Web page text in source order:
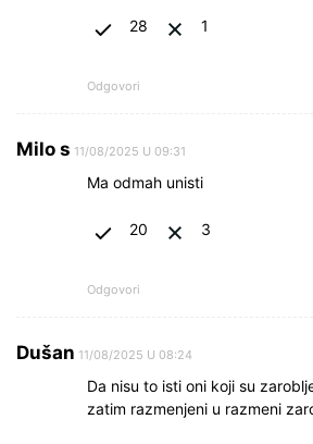
28 1
Odgovori
Milo s 11/08/2025 U 09:31
Ma odmah unisti
20 3
Odgovori
Dušan 11/08/2025 U 08:24
Da nisu to isti oni koji su
zatim razmenjeni u razmeni